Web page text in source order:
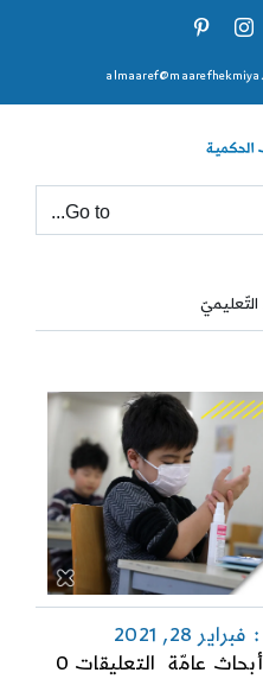
Instagram
Go to...
التّعليميّ
28, 2021
أبحاث عامّة التعليقات 0